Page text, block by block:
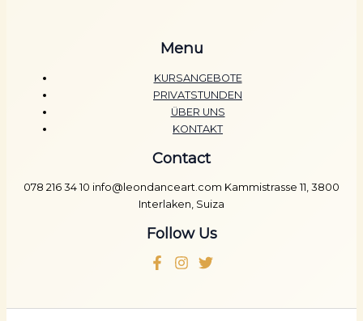
Menu
KURSANGEBOTE
PRIVATSTUNDEN
ÜBER UNS
KONTAKT
Contact
078 216 34 10 info@leondanceart.com Kammistrasse 11, 3800
Interlaken, Suiza
Follow Us